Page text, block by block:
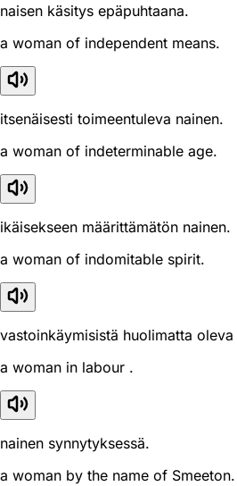
naisen käsitys epäpuhtaana.
a woman of independent means.
itsenäisesti toimeentuleva nainen.
a woman of indeterminable age.
ikäisekseen määrittämätön nainen.
a woman of indomitable spirit.
vastoinkäymisistä huolimatta oleva
a woman in labour .
nainen synnytyksessä.
a woman by the name of Smeeton.